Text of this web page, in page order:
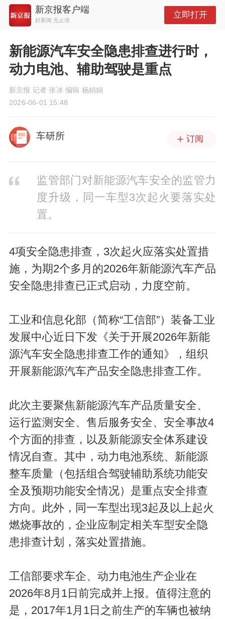
新京报客户端
好新闻 无止境
立即打开
新能源汽车安全隐患排查进行时，
动力电池、辅助驾驶是重点
新京报 记者 张冰 编辑 杨娟娟
2026-06-01 15:48
车研所 订阅
监管部门对新能源汽车安全的监管力
度升级，同一车型3次起火要落实处
置。
4项安全隐患排查，3次起火应落实处置措
施，为期2个多月的2026年新能源汽车产品
安全隐患排查已正式启动，力度空前。
工业和信息化部（简称“工信部”）装备工业
发展中心近日下发《关于开展2026年新能
源汽车安全隐患排查工作的通知》，组织
开展新能源汽车产品安全隐患排查工作。
此次主要聚焦新能源汽车产品质量安全、
运行监测安全、售后服务安全、安全事故4
个方面的排查，以及新能源安全体系建设
情况自查。其中，动力电池系统、新能源
整车质量（包括组合驾驶辅助系统功能安
全及预期功能安全情况）是重点安全排查
方向。此外，同一车型出现3起及以上起火
燃烧事故的，企业应制定相关车型安全隐
患排查计划，落实处置措施。
工信部要求车企、动力电池生产企业在
2026年8月1日前完成并上报。值得注意的
是，2017年1月1日之前生产的车辆也被纳